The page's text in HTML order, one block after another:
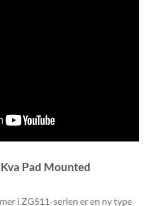
Pad Mounted
i ZGS11-serien er en ny type